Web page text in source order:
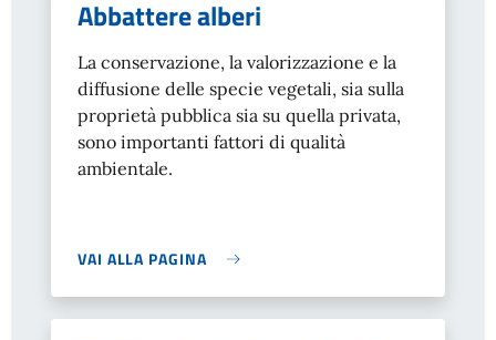
Abbattere alberi
La conservazione, la valorizzazione e la
diffusione delle specie vegetali, sia sulla
proprietà pubblica sia su quella privata,
sono importanti fattori di qualità
ambientale.
VAI ALLA PAGINA